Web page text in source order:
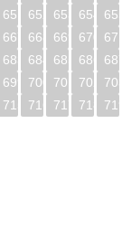
651 652 653 654
667 668 669 670
683 684 685 686
699 700 701 702
715 716 717 718